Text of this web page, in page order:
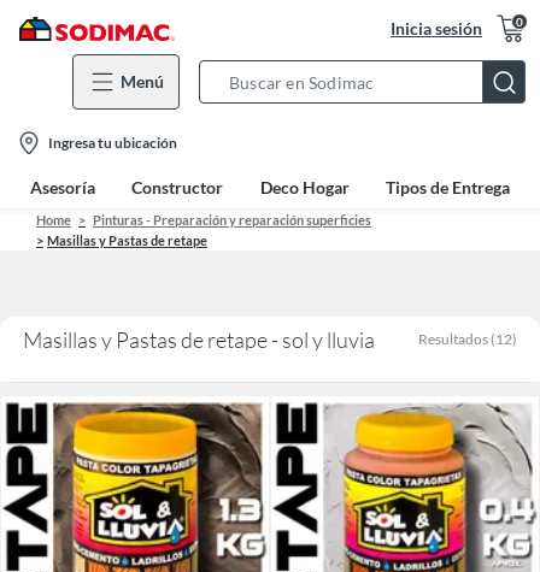
Inicia sesión 0
Menú
Bar
location-
icon
Ingresa tu ubicación
Asesoría Constructor Deco Hogar Tipos de Entrega
Home
Pinturas - Preparación y reparación superficies
Masillas y Pastas de retape
Masillas y Pastas de retape - sol y lluvia Resultados (12)